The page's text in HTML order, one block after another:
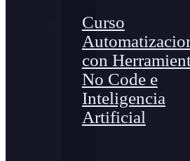
Curso
con
No Code e
Inteligencia
Artificial